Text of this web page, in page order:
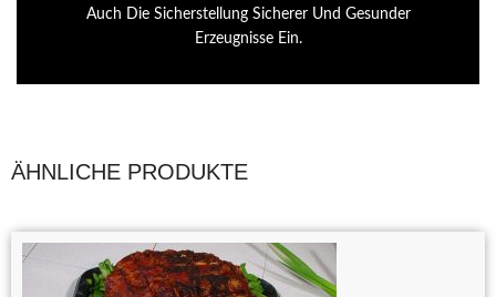
Auch Die Sicherstellung Sicherer Und Gesunder
Erzeugnisse Ein.
ÄHNLICHE PRODUKTE